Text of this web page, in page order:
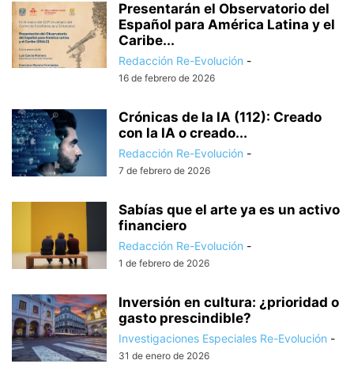
Presentarán el Observatorio del
Español para América Latina y el
Caribe...
Redacción Re-Evolución -
16 de febrero de 2026
Crónicas de la IA (112): Creado
con la IA o creado...
Redacción Re-Evolución -
7 de febrero de 2026
Sabías que el arte ya es un activo
financiero
Redacción Re-Evolución -
1 de febrero de 2026
Inversión en cultura: ¿prioridad o
gasto prescindible?
Investigaciones Especiales Re-Evolución -
31 de enero de 2026